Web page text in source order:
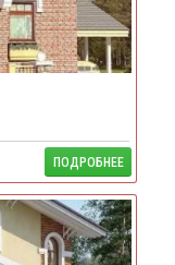
ПОДРОБНЕЕ